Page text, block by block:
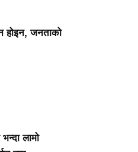
होइन, जनताको
लामो